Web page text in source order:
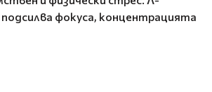
фокуса, концентрацията